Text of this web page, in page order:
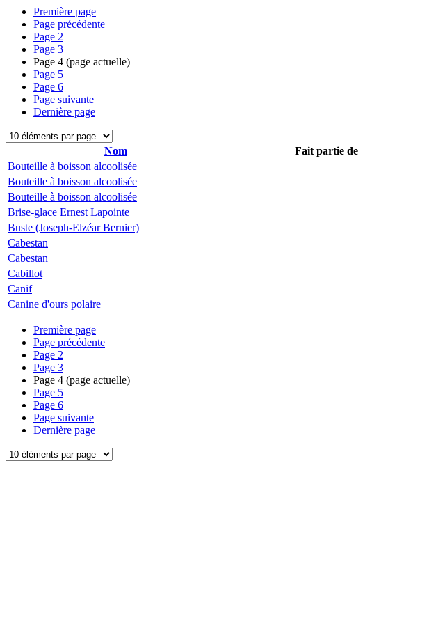
Première page
Page précédente
Page 2
Page 3
Page 4 (page actuelle)
Page 5
Page 6
Page suivante
Dernière page
Nom Fait partie de
Bouteille à boisson alcoolisée
Bouteille à boisson alcoolisée
Bouteille à boisson alcoolisée
Brise-glace Ernest Lapointe
Buste (Joseph-Elzéar Bernier)
Cabestan
Cabestan
Cabillot
Canif
Canine d'ours polaire
Première page
Page précédente
Page 2
Page 3
Page 4 (page actuelle)
Page 5
Page 6
Page suivante
Dernière page